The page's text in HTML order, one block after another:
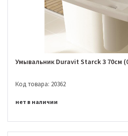
Умывальник Duravit Starck 3 70cм
Код товара: 20362
нет в наличии